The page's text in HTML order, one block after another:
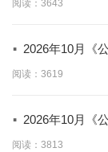
阅读：3643
· 2026年10月《
阅读：3619
· 2026年10月《
阅读：3813